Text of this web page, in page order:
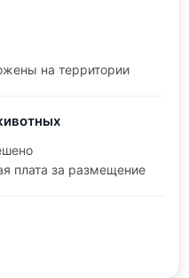
на территории
плата за размещение